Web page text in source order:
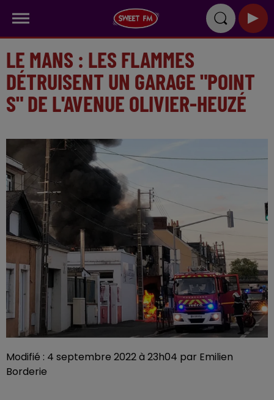
LE MANS : LES FLAMMES
DÉTRUISENT UN GARAGE "POINT
S" DE L'AVENUE OLIVIER-HEUZÉ
Modifié : 4 septembre 2022 à 23h04 par Emilien
Borderie